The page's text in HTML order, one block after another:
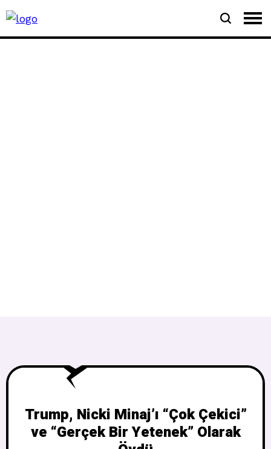
Trump, Nicki Minaj’ı “Çok Çekici”
ve “Gerçek Bir Yetenek” Olarak